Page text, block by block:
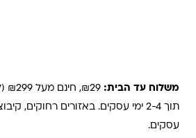
משלוח עד הבית:
עסקים.